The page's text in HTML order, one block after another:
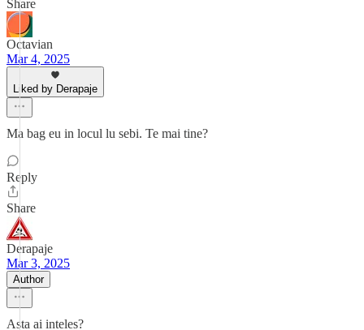
Share
Octavian
Mar 4, 2025
Liked by Derapaje
Ma bag eu in locul lu sebi. Te mai tine?
Reply
Share
Derapaje
Mar 3, 2025
Author
Asta ai inteles?